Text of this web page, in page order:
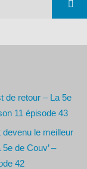
de retour – La 5e
11 épisode 43
le meilleur
de Couv’ –
42